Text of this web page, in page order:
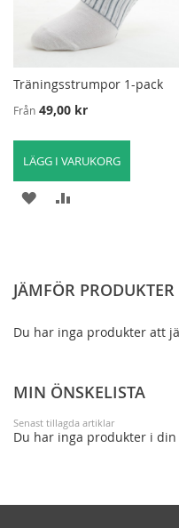
Träningsstrumpor 1-pack
Från 49,00 kr
LÄGG I VARUKORG
LÄGG
ÖNSKELISTA
ATT
JÄMFÖR PRODUKTER
Du har inga produkter att
MIN ÖNSKELISTA
Senast tillagda artiklar
Du har inga produkter i din